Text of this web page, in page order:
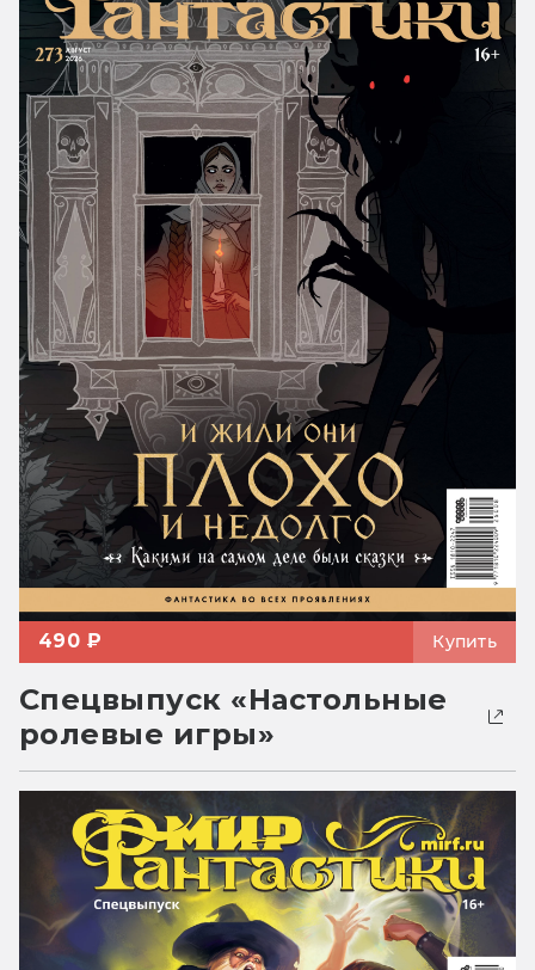
490 ₽ Купить
Спецвыпуск «Настольные
ролевые игры»